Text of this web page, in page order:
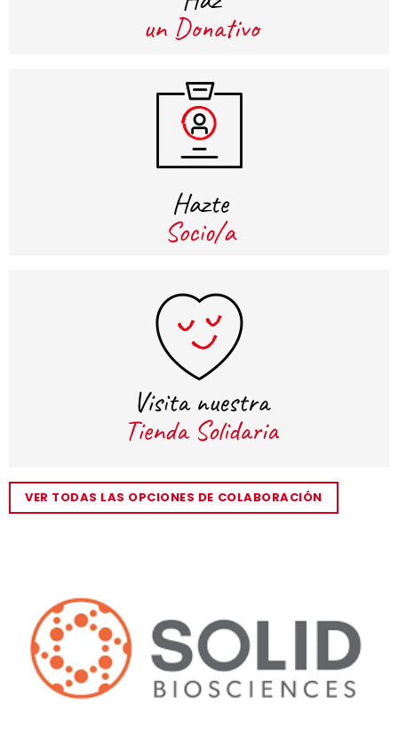
VER TODAS LAS OPCIONES DE COLABORACIÓN